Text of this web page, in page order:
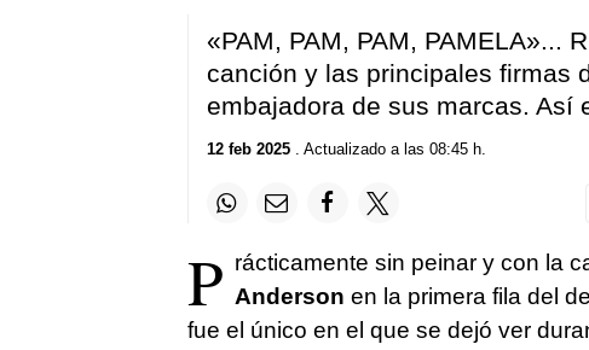
«PAM, PAM, PAM, PAMELA»...
canción y las principales firmas
embajadora de sus marcas. Así
12 feb 2025. Actualizado a las 08:45 h.
P rácticamente sin peinar y con la
Anderson en la primera fila del
fue el único en el que se dejó ver